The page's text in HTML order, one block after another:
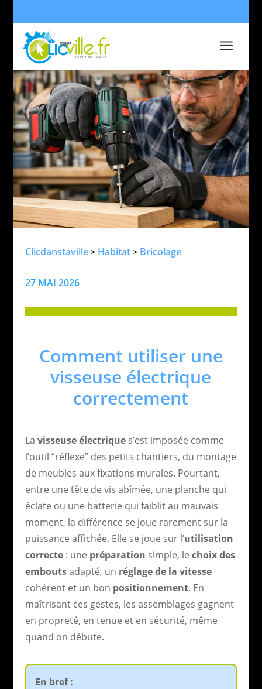
a
Clicdanstaville> Habitat> Bricolage
27 MAI 2026
Comment utiliser une
visseuse électrique
correctement
La visseuse électriques’est imposée comme
l’outil “réflexe” des petits chantiers, du montage
de meubles aux fixations murales. Pourtant,
entre une tête de vis abîmée, une planche qui
éclate ou une batterie qui faiblit au mauvais
moment, la différence se joue rarement sur la
puissance affichée. Elle se joue sur l’utilisation
correcte: une préparation simple, le choix des
emboutsadapté, un réglage de la vitesse
cohérent et un bon positionnement. En
maîtrisant ces gestes, les assemblages gagnent
en propreté, en tenue et en sécurité, même
quand on débute.
En bref :